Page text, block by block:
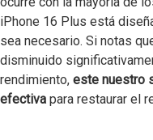
iPhone 16 Plus está
sea necesario. Si notas
disminuido
rendimiento, este nuestro
efectiva para restaurar el